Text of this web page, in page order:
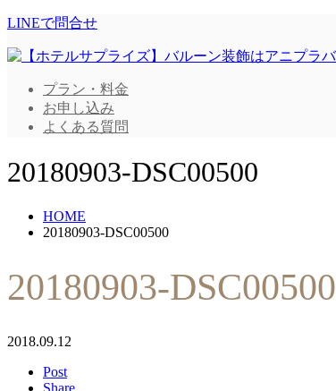
LINEで問合せ
プラン・料金
お申し込み
よくある質問
20180903-DSC00500
HOME
20180903-DSC00500
20180903-DSC00500
2018.09.12
Post